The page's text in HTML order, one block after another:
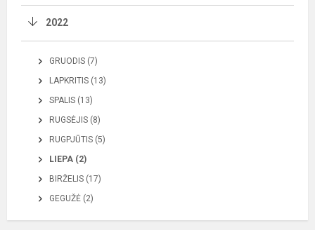
2022
GRUODIS (7)
LAPKRITIS (13)
SPALIS (13)
RUGSĖJIS (8)
RUGPJŪTIS (5)
LIEPA (2)
BIRŽELIS (17)
GEGUŽĖ (2)